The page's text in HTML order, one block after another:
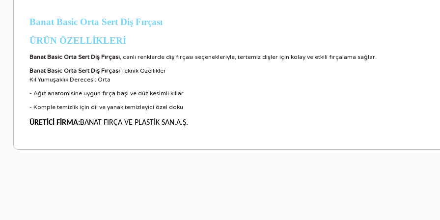
Banat Basic Orta Sert Diş Fırçası
ÜRÜN ÖZELLİKLERİ
Banat Basic Orta Sert Diş Fırçası, canlı renklerde diş fırçası seçenekleriyle, tertemiz dişler için kolay ve etkili fırçalama sağlar.
Banat Basic Orta Sert Diş Fırçası Teknik Özellikler
Kıl Yumuşaklık Derecesi: Orta
- Ağız anatomisine uygun fırça başı ve düz kesimli kıllar
- Komple temizlik için dil ve yanak temizleyici özel doku
ÜRETİCİ FİRMA:BANAT FIRÇA VE PLASTİK SAN.A.Ş.